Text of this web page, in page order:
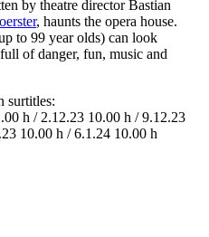
by theatre director Bastian
, haunts the opera house.
to 99 year olds) can look
of danger, fun, music and
surtitles:
h / 2.12.23 10.00 h / 9.12.23
10.00 h / 6.1.24 10.00 h